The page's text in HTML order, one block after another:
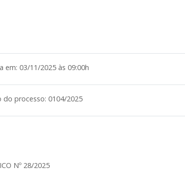
em: 03/11/2025 às 09:00h
do processo: 0104/2025
Nº 28/2025